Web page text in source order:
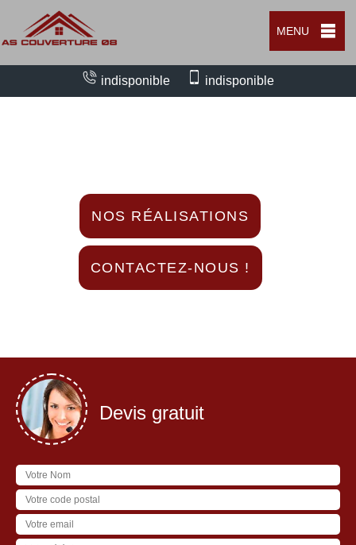
MENU
indisponible indisponible
NOS RÉALISATIONS
CONTACTEZ-NOUS !
Devis gratuit